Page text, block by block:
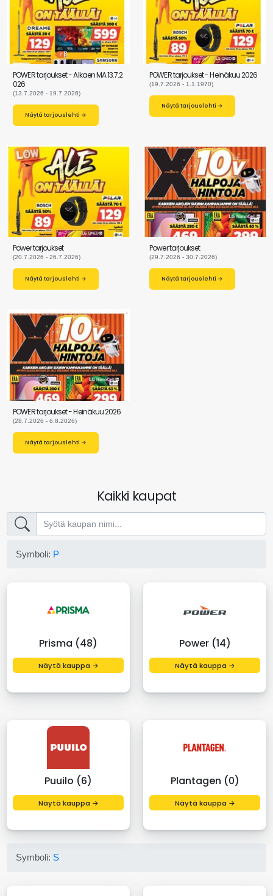
POWER tarjoukset - Alkaen MA 13.7.2
026
(13.7.2026 - 19.7.2026)
Näytä tarjouslehti →
POWER tarjoukset - Heinäkuu 2026
(19.7.2026 - 1.1.1970)
Näytä tarjouslehti →
Power tarjoukset
(20.7.2026 - 26.7.2026)
Näytä tarjouslehti →
Power tarjoukset
(29.7.2026 - 30.7.2026)
Näytä tarjouslehti →
POWER tarjoukset - Heinäkuu 2026
(28.7.2026 - 6.8.2026)
Näytä tarjouslehti →
Kaikki kaupat
Symboli: P
Prisma (48)
Näytä kauppa →
Power (14)
Näytä kauppa →
Puuilo (6)
Näytä kauppa →
Plantagen (0)
Näytä kauppa →
Symboli: S